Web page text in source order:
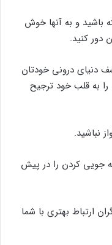
باشید و به آنها خوش
دور کنید.
دنیای درونی خودتان
به قلب خود ترجیح
نباشید.
جویی کردن را در پیش
ارتباط بهتری با شما